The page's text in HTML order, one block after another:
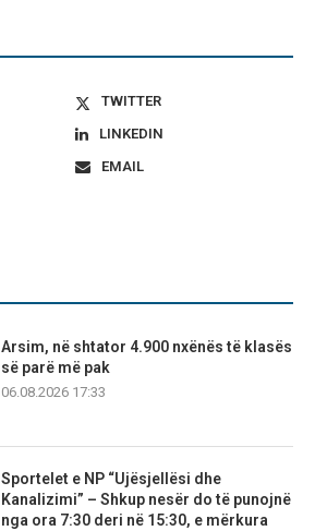
TWITTER
LINKEDIN
EMAIL
Arsim, në shtator 4.900 nxënës të klasës
së parë më pak
06.08.2026 17:33
Sportelet e NP “Ujësjellësi dhe
Kanalizimi” – Shkup nesër do të punojnë
nga ora 7:30 deri në 15:30, e mërkura